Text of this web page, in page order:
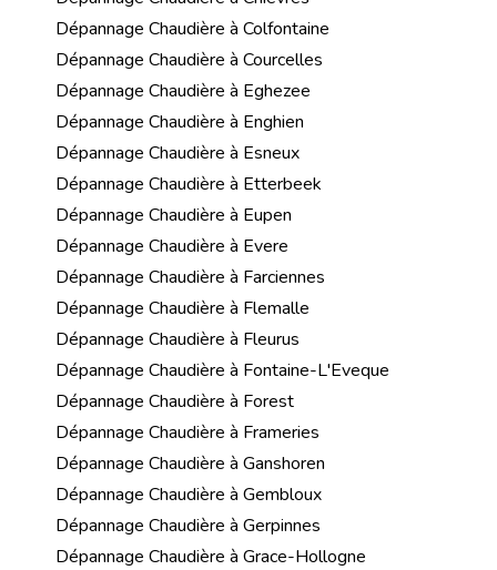
Dépannage Chaudière à Colfontaine
Dépannage Chaudière à Courcelles
Dépannage Chaudière à Eghezee
Dépannage Chaudière à Enghien
Dépannage Chaudière à Esneux
Dépannage Chaudière à Etterbeek
Dépannage Chaudière à Eupen
Dépannage Chaudière à Evere
Dépannage Chaudière à Farciennes
Dépannage Chaudière à Flemalle
Dépannage Chaudière à Fleurus
Dépannage Chaudière à Fontaine-L'Eveque
Dépannage Chaudière à Forest
Dépannage Chaudière à Frameries
Dépannage Chaudière à Ganshoren
Dépannage Chaudière à Gembloux
Dépannage Chaudière à Gerpinnes
Dépannage Chaudière à Grace-Hollogne